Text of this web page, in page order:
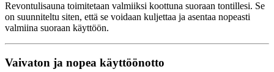
Revontulisauna toimitetaan valmiiksi koottuna suoraan tontillesi. Se
on suunniteltu siten, että se voidaan kuljettaa ja asentaa nopeasti
valmiina suoraan käyttöön.
Vaivaton ja nopea käyttöönotto